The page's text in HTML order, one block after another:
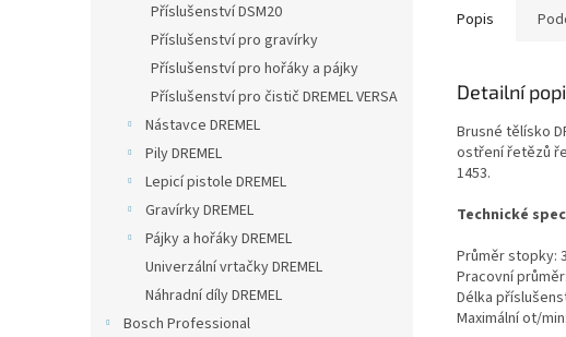
Příslušenství DSM20
Příslušenství pro gravírky
Příslušenství pro hořáky a pájky
Příslušenství pro čistič DREMEL VERSA
Nástavce DREMEL
Pily DREMEL
Lepicí pistole DREMEL
Gravírky DREMEL
Pájky a hořáky DREMEL
Univerzální vrtačky DREMEL
Náhradní díly DREMEL
Bosch Professional
Popis
Detailní
Brusné tělísko
ostření řetězů
1453.
Technické
Průměr stopky:
Pracovní
Délka
Maximální ot/